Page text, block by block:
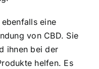
eine
von CBD. Sie
ihnen bei der
helfen. Es